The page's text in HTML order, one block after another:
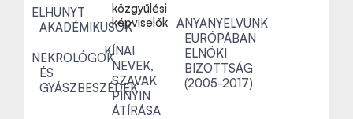
ELHUNYT
AKADÉMIKUSOK
NEKROLÓGOK
ÉS
GYÁSZBESZÉDEK
közgyűlési
képviselők
KÍNAI
NEVEK,
SZAVAK
PINYIN
ÁTÍRÁSA
ANYANYELVÜNK
EURÓPÁBAN
ELNÖKI
BIZOTTSÁG
(2005-2017)